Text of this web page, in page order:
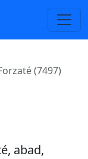
(7497)
abad,